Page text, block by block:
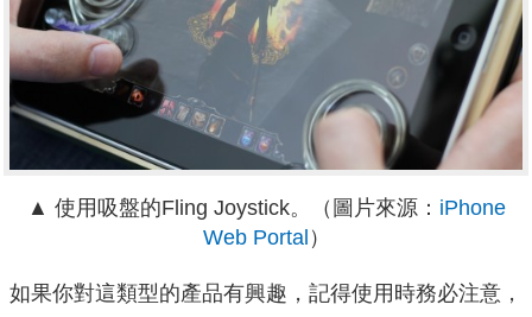
▲ 使用吸盤的Fling Joystick。（圖片來源： iPhone
Web Portal ）
如果你對這類型的產品有興趣，記得使用時務必注意，